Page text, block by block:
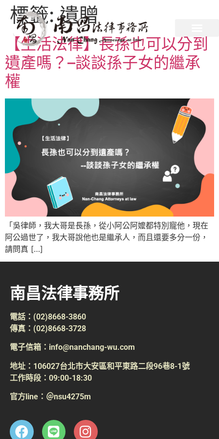
標籤:遺贈
【生活法律】長孫也可以分到
遺產嗎？–談談孫子女的繼承
權
「吳律師，我大哥是長孫，從小阿公阿嬤都特別寵他，現在
阿公過世了，我大哥說他也是繼承人，而且還要多分一份，
請問真 […]
南昌法律事務所
電話：(02)8668-3860
傳真：(02)8668-3728
電子信箱：info@nanchang-wu.com
地址：106027台北市大安區和平東路二段96巷8-1號
工作時段：09:00-18:30
官方line：＠nsu4275m